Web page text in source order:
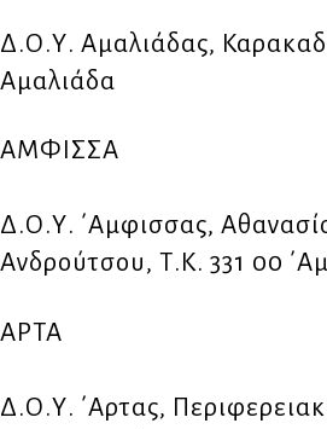
Δ.Ο.Υ. Αμαλιάδας,
Αμαλιάδα
ΑΜΦΙΣΣΑ
Δ.Ο.Υ. ΄Αμφισσας,
Ανδρούτσου, Τ.Κ. 331 00
ΑΡΤΑ
Δ.Ο.Υ. ΄Αρτας,